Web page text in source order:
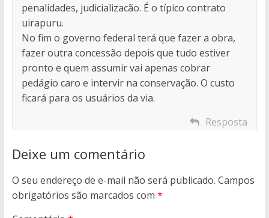
penalidades, judicializacão. É o típico contrato
uirapuru.
No fim o governo federal terá que fazer a obra,
fazer outra concessão depois que tudo estiver
pronto e quem assumir vai apenas cobrar
pedágio caro e intervir na conservação. O custo
ficará para os usuários da via.
Resposta
Deixe um comentário
O seu endereço de e-mail não será publicado. Campos
obrigatórios são marcados com *